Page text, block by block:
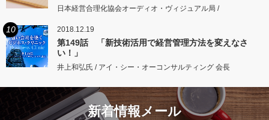
日本経営合理化協会オーディオ・ヴィジュアル局 /
10 2018.12.19
第149話 「新技術活用で経営管理方法を変えなさ
い！」
井上和弘氏 / アイ・シー・オーコンサルティング 会長
新着情報メール